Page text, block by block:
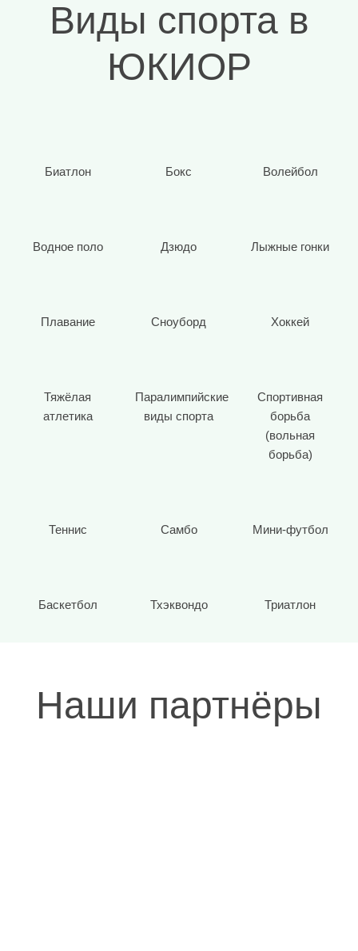
Виды спорта в
ЮКИОР
Биатлон Бокс Волейбол
Водное поло Дзюдо Лыжные гонки
Плавание Сноуборд Хоккей
Тяжёлая
атлетика
Паралимпийские
виды спорта
Спортивная
борьба
(вольная
борьба)
Теннис Самбо Мини-футбол
Баскетбол Тхэквондо Триатлон
Наши партнёры